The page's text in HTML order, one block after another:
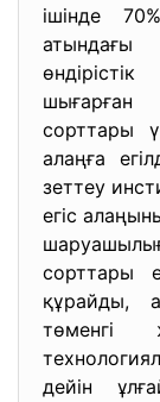
ішінде
сорттары
алаңға
зеттеу
егіс
сорттары
құрайды,
дейін